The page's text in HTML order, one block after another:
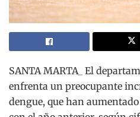
SANTA MARTA_ El
enfrenta un preocupante
dengue, que han